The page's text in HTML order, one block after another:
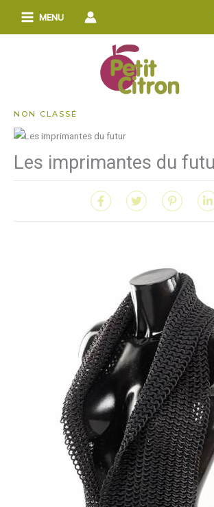
MENU
NON CLASSÉ
Les imprimantes du